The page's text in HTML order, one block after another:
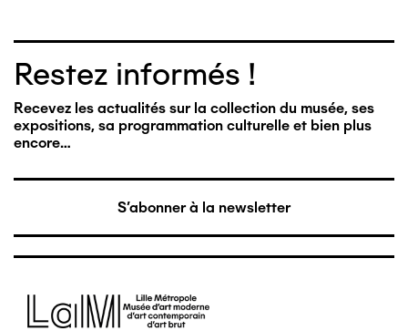
Restez informés !
Recevez les actualités sur la collection du musée, ses
expositions, sa programmation culturelle et bien plus
encore…
S'abonner à la newsletter
Image